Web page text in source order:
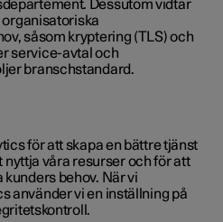
Dessutom vidtar
såsom kryptering (TLS) och
service-avtal och
branschstandard.
för att skapa en bättre tjänst
nyttja våra resurser och för att
kunders behov. När vi
använder vi en inställning på